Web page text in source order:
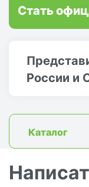
России и
Стать
Каталог